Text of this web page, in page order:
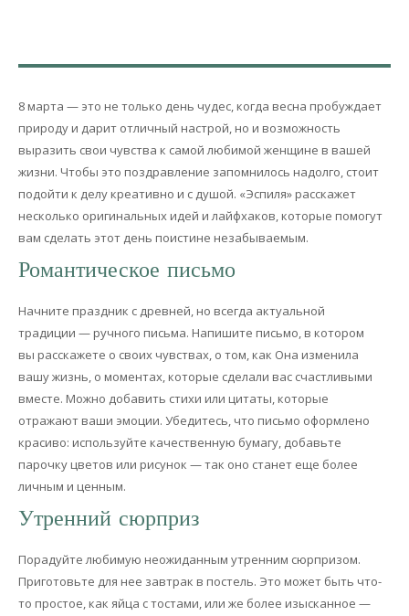
8 марта — это не только день чудес, когда весна пробуждает
природу и дарит отличный настрой, но и возможность
выразить свои чувства к самой любимой женщине в вашей
жизни. Чтобы это поздравление запомнилось надолго, стоит
подойти к делу креативно и с душой. «Эспиля» расскажет
несколько оригинальных идей и лайфхаков, которые помогут
вам сделать этот день поистине незабываемым.
Романтическое письмо
Начните праздник с древней, но всегда актуальной
традиции — ручного письма. Напишите письмо, в котором
вы расскажете о своих чувствах, о том, как Она изменила
вашу жизнь, о моментах, которые сделали вас счастливыми
вместе. Можно добавить стихи или цитаты, которые
отражают ваши эмоции. Убедитесь, что письмо оформлено
красиво: используйте качественную бумагу, добавьте
парочку цветов или рисунок — так оно станет еще более
личным и ценным.
Утренний сюрприз
Порадуйте любимую неожиданным утренним сюрпризом.
Приготовьте для нее завтрак в постель. Это может быть что-
то простое, как яйца с тостами, или же более изысканное —